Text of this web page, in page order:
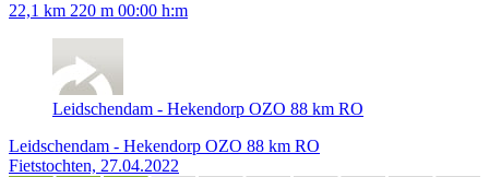
22,1 km 220 m 00:00 h:m
Leidschendam - Hekendorp OZO 88 km RO
Leidschendam - Hekendorp OZO 88 km RO
Fietstochten, 27.04.2022